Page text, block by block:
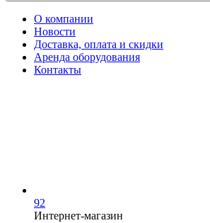
О компании
Новости
Доставка, оплата и скидки
Аренда оборудования
Контакты
92
Интернет-магазин